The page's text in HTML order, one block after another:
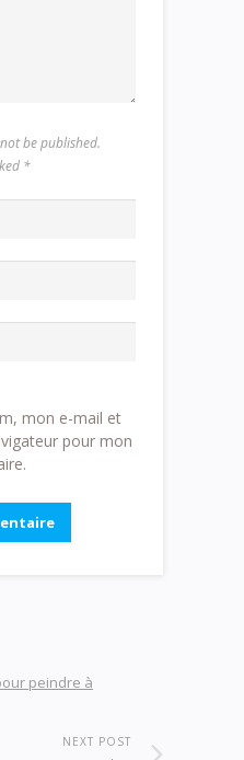
be published.
*
mon e-mail et
pour mon
peindre à
NEXT POST